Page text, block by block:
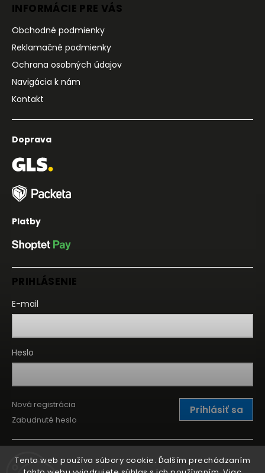
Tento web používa súbory cookie. Ďalším prechádzaním
INFORMÁCIE PRE VÁS
Obchodné podmienky
Reklamačné podmienky
Ochrana osobných údajov
Navigácia k nám
Kontakt
Doprava
Platby
PRIHLÁSENIE
E-mail
Heslo
Prihlásiť sa
Nová registrácia
Zabudnuté heslo